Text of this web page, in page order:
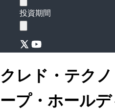
投資期間
クレド・テク
ープ・ホール